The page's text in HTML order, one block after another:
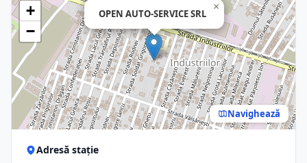
OPEN AUTO-SERVICE SRL
×
+
−
Navighează
Adresă stație